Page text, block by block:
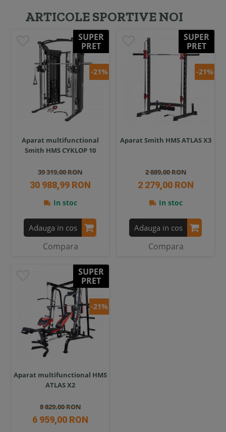
ARTICOLE SPORTIVE NOI
SUPER
PRET
-21%
Aparat multifunctional
Smith HMS CYKLOP 10
39 319,00 RON
30 988,99 RON
In stoc
Adauga in cos
Compara
SUPER
PRET
-21%
Aparat Smith HMS ATLAS X3
2 889,00 RON
2 279,00 RON
In stoc
Adauga in cos
Compara
SUPER
PRET
-21%
Aparat multifunctional HMS
ATLAS X2
8 829,00 RON
6 959,00 RON